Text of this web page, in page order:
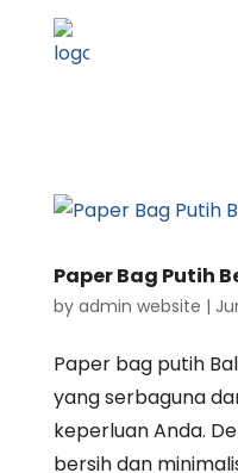
Paper Bag Putih
by admin website |
Paper bag putih
yang serbaguna
keperluan Anda.
bersih dan